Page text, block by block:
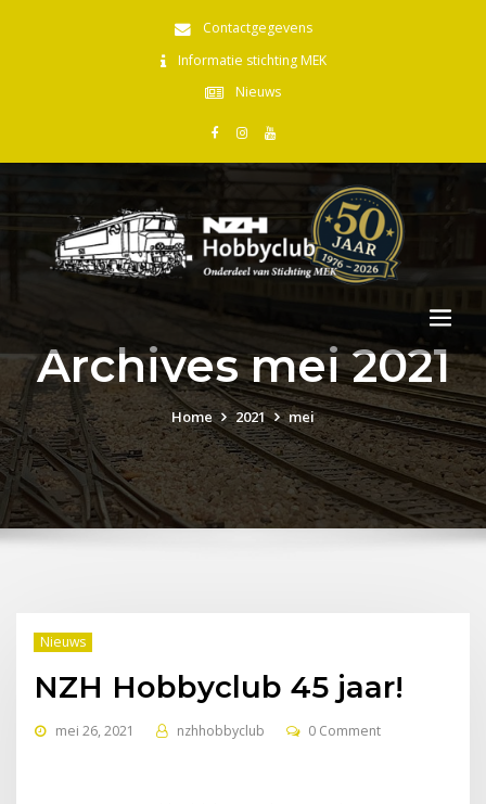
Contactgegevens
Informatie stichting MEK
Nieuws
Archives mei 2021
Home 2021 mei
Nieuws
NZH Hobbyclub 45 jaar!
mei 26, 2021 nzhhobbyclub 0 Comment